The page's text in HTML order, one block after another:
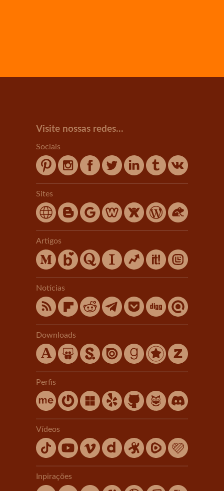
Visite nossas redes...
Sociais
Sites
Artigos
Notícias
Downloads
Perfis
Vídeos
Inpirações